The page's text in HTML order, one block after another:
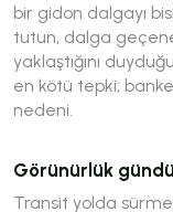
bir gidon dalgayı
tutun, dalga
yaklaştığını
en kötü tepki;
nedeni.
Görünürlük
Transit yolda